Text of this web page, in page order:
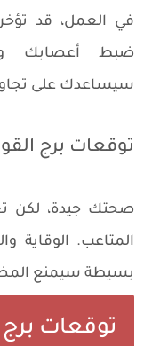
في العمل، قد
ضبط أعصابك
سيساعدك على
توقعات برج
صحتك جيدة،
المتاعب. الوقاية
بسيطة سيمنع
توقعات برج